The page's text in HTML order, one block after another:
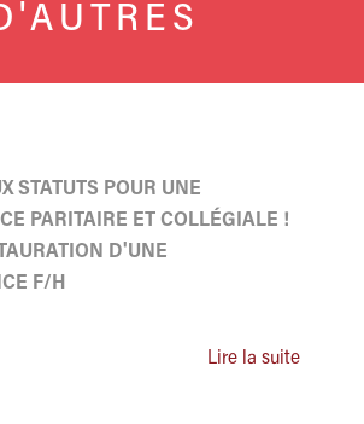
STATUTS POUR UNE
PARITAIRE ET COLLÉGIALE !
D'UNE
F/H
Lire la suite